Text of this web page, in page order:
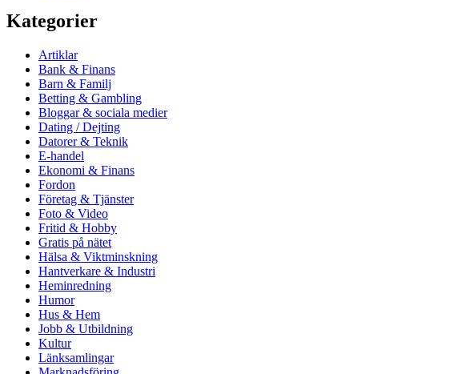
Kategorier
Artiklar
Bank & Finans
Barn & Familj
Betting & Gambling
Bloggar & sociala medier
Dating / Dejting
Datorer & Teknik
E-handel
Ekonomi & Finans
Fordon
Företag & Tjänster
Foto & Video
Fritid & Hobby
Gratis på nätet
Hälsa & Viktminskning
Hantverkare & Industri
Heminredning
Humor
Hus & Hem
Jobb & Utbildning
Kultur
Länksamlingar